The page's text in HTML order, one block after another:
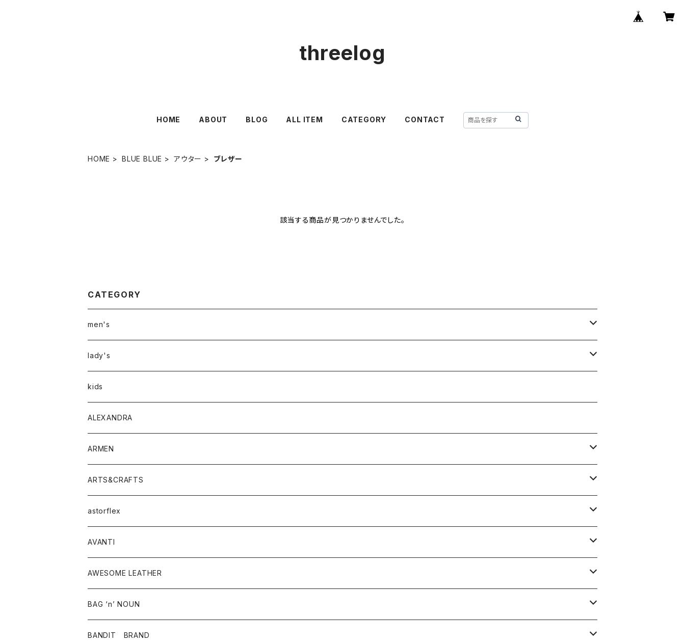
threelog
HOME ABOUT BLOG ALL ITEM CATEGORY CONTACT
HOME BLUE BLUE アウター ブレザー
該当する商品が見つかりませんでした。
CATEGORY
men's
アウター
トップス
Tシャツ
シャツ
ボトムス
lady's
アウター
トップス
Tシャツ・カットソー
シャツ・ブラウス
ボトムス
パンツ
スカート
ワンピース・オールインワン
バッグ
シューズ
アクセサリー
その他雑貨
kids
ALEXANDRA
ARMEN
アウター
コート
ジャケット
トップス
ベスト
シャツ
ワンピース
ボトム
スカート
パンツ
グッズ
靴
ARTS&CRAFTS
アクセサリー
ウォレット
バッグ
astorflex
グッズ
靴
AVANTI
シャツ
AWESOME LEATHER
アウター
革ジャケット
BAG ‘n’ NOUN
アクセサリー
BANDIT BRAND